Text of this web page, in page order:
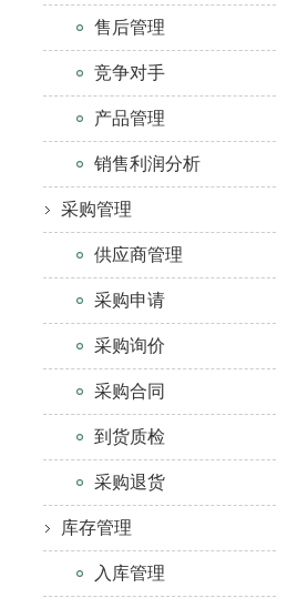
售后管理
竞争对手
产品管理
销售利润分析
采购管理
供应商管理
采购申请
采购询价
采购合同
到货质检
采购退货
库存管理
入库管理